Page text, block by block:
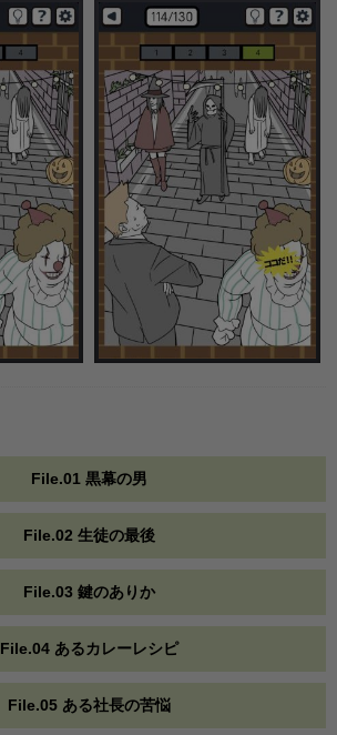
File.01 黒幕の男
File.02 生徒の最後
File.03 鍵のありか
File.04 あるカレーレシピ
File.05 ある社長の苦悩